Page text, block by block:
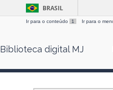
BRASIL
Ir para o conteúdo 1 Ir para o
Biblioteca digital MJ